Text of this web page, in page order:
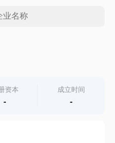
资本
-
成立时间
-